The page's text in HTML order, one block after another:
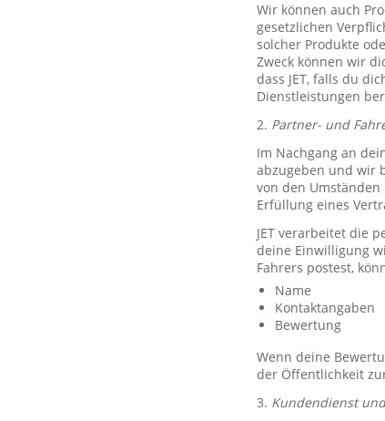
Wir können auch
gesetzlichen
solcher Produkte
Zweck können wir
dass JET, falls du
Dienstleistungen
2. Partner- und
Im Nachgang an
abzugeben und wir
von den
Erfüllung eines
JET verarbeitet die
deine Einwilligung
Fahrers postest,
Name
Kontaktangaben
Bewertung
Wenn deine
der Öffentlichkeit
3. Kundendienst